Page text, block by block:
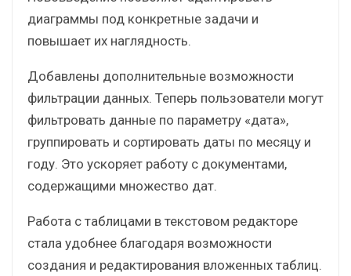
диаграммы под конкретные задачи и
повышает их наглядность.
Добавлены дополнительные возможности
фильтрации данных. Теперь пользователи могут
фильтровать данные по параметру «дата»,
группировать и сортировать даты по месяцу и
году. Это ускоряет работу с документами,
содержащими множество дат.
Работа с таблицами в текстовом редакторе
стала удобнее благодаря возможности
создания и редактирования вложенных таблиц.